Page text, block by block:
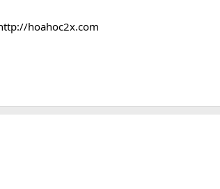
hoahoc2x.com